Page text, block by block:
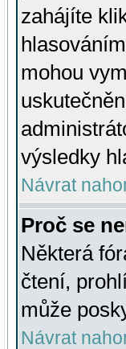
zahájíte
mohou
výsledky
Návrat
Proč se
Některá
čtení,
může
Návrat